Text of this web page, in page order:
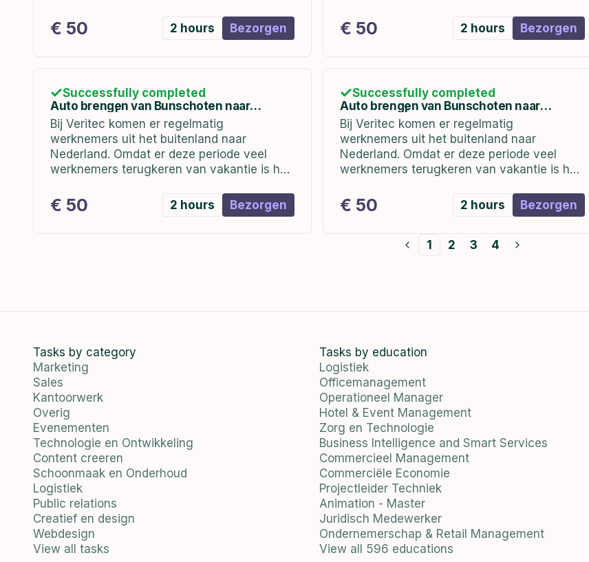
auto bij terugkomst.
€ 50 2 hours Bezorgen
auto bij terugkomst.
€ 50 2 hours Bezorgen
Successfully completed
Auto brengen van Bunschoten naar
Hoofddorp | vrijdag 07-01-2023
Bij Veritec komen er regelmatig
werknemers uit het buitenland naar
Nederland. Omdat er deze periode veel
werknemers terugkeren van vakantie is het
auto bij terugkomst.
€ 50 2 hours Bezorgen
Successfully completed
Auto brengen van Bunschoten naar
Hoofddorp | In week 1 (02 t/m 06 januari)
Bij Veritec komen er regelmatig
werknemers uit het buitenland naar
Nederland. Omdat er deze periode veel
werknemers terugkeren van vakantie is het
auto bij terugkomst. de auto's staan bij ons
kantoor in Bunschoten...
€ 50 2 hours Bezorgen
1 2 3 4
Tasks by category
Marketing
Sales
Kantoorwerk
Overig
Evenementen
Technologie en Ontwikkeling
Content creeren
Schoonmaak en Onderhoud
Logistiek
Public relations
Creatief en design
Webdesign
View all tasks
Tasks by education
Logistiek
Officemanagement
Operationeel Manager
Hotel & Event Management
Zorg en Technologie
Business Intelligence and Smart Services
Commercieel Management
Commerciële Economie
Projectleider Techniek
Animation - Master
Juridisch Medewerker
Ondernemerschap & Retail Management
View all 596 educations